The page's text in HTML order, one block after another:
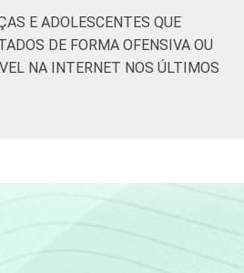
E ADOLESCENTES QUE
DE FORMA OFENSIVA OU
NA INTERNET NOS ÚLTIMOS